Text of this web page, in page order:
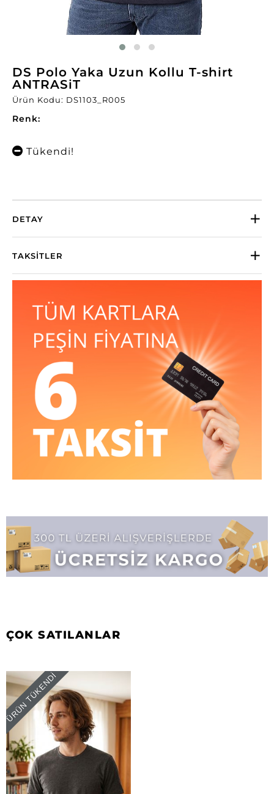
DS Polo Yaka Uzun Kollu T-shirt
ANTRASiT
Ürün Kodu: DS1103_R005
Renk:
Tükendi!
DETAY
TAKSITLER
ÇOK SATILANLAR
ÜRÜN TÜKENDI